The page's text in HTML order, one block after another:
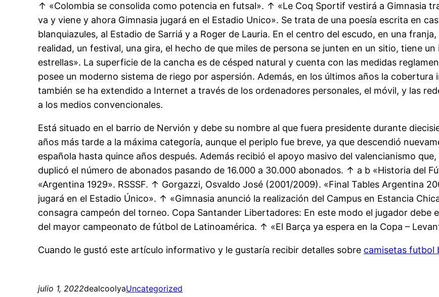
↑ «Colombia se consolida como potencia en futsal». ↑ «Le Coq Sportif vestirá a Gimnasia
va y viene y ahora Gimnasia jugará en el Estadio Unico». Se trata de una poesía escrita en
blanquiazules, al Estadio de Sarriá y a Roger de Lauria. En el centro del escudo, en una
realidad, un festival, una gira, el hecho de que miles de persona se junten en un sitio, tiene
estrellas». La superficie de la cancha es de césped natural y cuenta con las medidas
posee un moderno sistema de riego por aspersión. Además, en los últimos años la
también se ha extendido a Internet a través de los ordenadores personales, el móvil, y las
a los medios convencionales.
Está situado en el barrio de Nervión y debe su nombre al que fuera presidente durante
años más tarde a la máxima categoría, aunque el periplo fue breve, ya que descendió
española hasta quince años después. Además recibió el apoyo masivo del valencianismo
duplicó el número de abonados pasando de 16.000 a 30.000 abonados. ↑ a b «Historia del
«Argentina 1929». RSSSF. ↑ Gorgazzi, Osvaldo José (2001/2009). «Final Tables Argentina
jugará en el Estadio Único». ↑ «Gimnasia anunció la realización del Campus en Estancia
consagra campeón del torneo. Copa Santander Libertadores: En este modo el jugador debe
del mayor campeonato de fútbol de Latinoamérica. ↑ «El Barça ya espera en la Copa –
Cuando le gustó este artículo informativo y le gustaría recibir detalles sobre camisetas futbol
julio 1, 2022dealcoolyaUncategorized